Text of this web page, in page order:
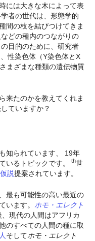
には大きな木によって表
者の世代は、形態学的
間の枝を結びつけてきま
どの種内のつながりの
目的のために、研究者
性染色体（Y染色体とX
まざまな種類の遺伝物質
来たのかを教えてくれま
ていますか？
知られています
19年
いるトピックです。
th世
説提案されています。
最も可能性の高い最近の
います。 ホモ・エレクト
現代の人間はアフリカ
のすべての人間の種に取
そしてホモ・エレクト